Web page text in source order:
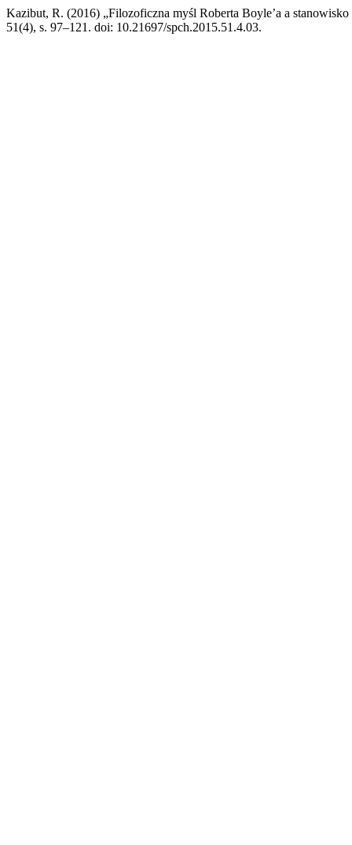
Kazibut, R. (2016) „Filozoficzna myśl Roberta Boyle’a a
51(4), s. 97–121. doi: 10.21697/spch.2015.51.4.03.